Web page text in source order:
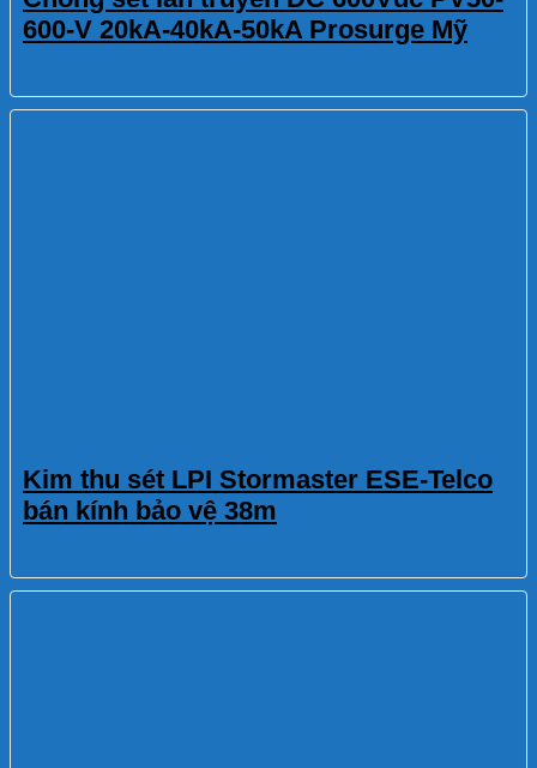
600-V 20kA-40kA-50kA Prosurge Mỹ
Kim thu sét LPI Stormaster ESE-Telco
bán kính bảo vệ 38m